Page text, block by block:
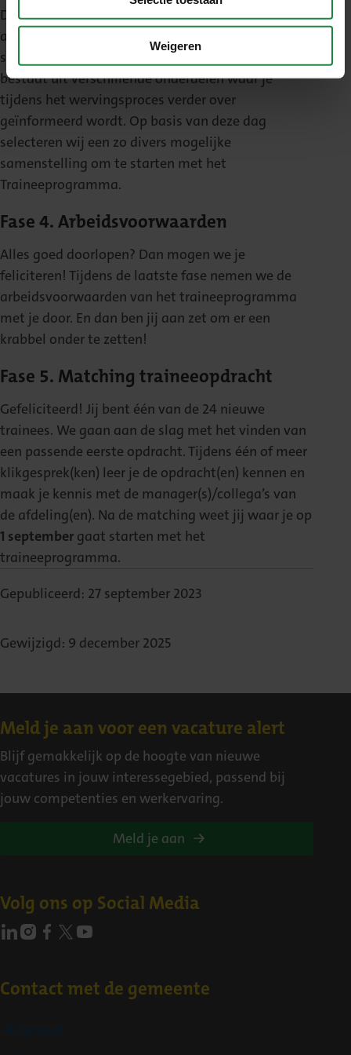
Weigeren
Dit is de laatste fase van het selectieproces. De
assessment dag(ochtend of middag) doorloop jij
samen met een aantal andere kandidaten. De dag
bestaat uit verschillende onderdelen waar je
tijdens het wervingsproces verder over
geïnformeerd wordt. Op basis van deze dag
selecteren wij een zo divers mogelijke
samenstelling om te starten met het
Traineeprogramma.
Fase 4. Arbeidsvoorwaarden
Alles goed doorlopen? Dan mogen we je
feliciteren! Tijdens de laatste fase nemen we de
arbeidsvoorwaarden van het traineeprogramma
met je door. En dan ben jij aan zet om er een
krabbel onder te zetten!
Fase 5. Matching traineeopdracht
Gefeliciteerd! Jij bent één van de 24 nieuwe
trainees. We gaan aan de slag met het vinden van
een passende eerste opdracht. Tijdens één of meer
klikgesprek(ken) leer je de opdracht(en) kennen en
maak je kennis met de manager(s)/collega’s van
de afdeling(en). Na de matching weet jij waar je op
1 september gaat starten met het
traineeprogramma.
Gepubliceerd: 27 september 2023
Gewijzigd: 9 december 2025
Contact
Meld je aan voor een vacature alert
Blijf gemakkelijk op de hoogte van nieuwe
vacatures in jouw interessegebied, passend bij
jouw competenties en werkervaring.
Meld je aan
Volg ons op Social Media
Contact met de gemeente